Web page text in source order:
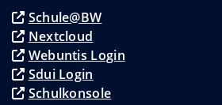
Schule@BW
Nextcloud
Webuntis Login
Sdui Login
Schulkonsole